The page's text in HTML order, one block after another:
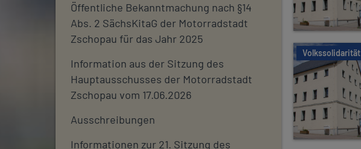
Öffentliche Bekanntmachung nach §14
Abs. 2 SächsKitaG der Motorradstadt
Zschopau für das Jahr 2025
Information aus der Sitzung des
Hauptausschusses der Motorradstadt
Zschopau vom 17.06.2026
Ausschreibungen
Informationen zur 21. Sitzung des
Volkssolidarität